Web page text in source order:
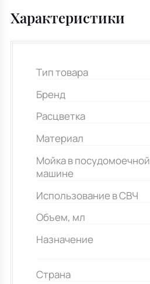
Характеристики
Тип товара
Бренд
Расцветка
Материал
Мойка в посудомоечной
машине
Использование в СВЧ
Объем, мл
Назначение
Страна